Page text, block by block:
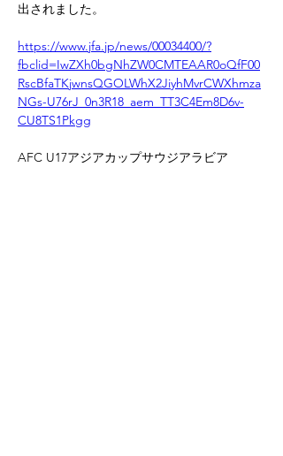
出されました。
https://www.jfa.jp/news/00034400/?
fbclid=IwZXh0bgNhZW0CMTEAAR0oQfF00
RscBfaTKjwnsQGOLWhX2JiyhMvrCWXhmza
NGs-U76rJ_0n3R18_aem_TT3C4Em8D6v-
CU8TS1Pkgg
AFC U17アジアカップサウジアラビア